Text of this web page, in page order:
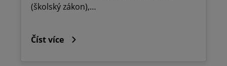
(školský zákon),…
Číst více